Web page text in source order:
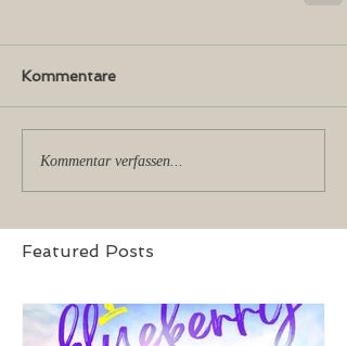
Kommentare
Kommentar verfassen...
Featured Posts